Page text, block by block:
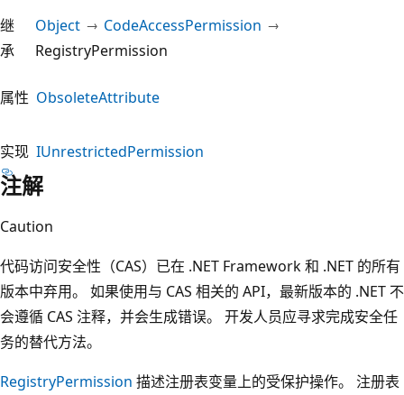
继
承
Object
CodeAccessPermission
RegistryPermission
属性 ObsoleteAttribute
实现 IUnrestrictedPermission
注解
Caution
代码访问安全性（CAS）已在 .NET Framework 和 .NET 的所有
版本中弃用。 如果使用与 CAS 相关的 API，最新版本的 .NET 不
会遵循 CAS 注释，并会生成错误。 开发人员应寻求完成安全任
务的替代方法。
RegistryPermission 描述注册表变量上的受保护操作。 注册表